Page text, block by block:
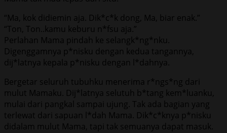
“Ma, kok didiemin aja. Dik*c*k dong, Ma, biar enak.”
“Ton, Ton..kamu keburu n*fsu aja.”
Perlahan Mama pindah ke selangk*ng*nku.
Digenggamnya p*nisku dengan kedua tangannya,
dij*latnya kepala p*nisku dengan l*dahnya.
Bergetar seluruh tubuhku menerima r*ngs*ng dari
mulut Mamaku. Dij*latnya selutuh b*tang kem*luanku,
mulai dari pangkal sampai ujung. Tak ada bagian yang
terlewat dari sapuan l*dah Mama. Dik*c*knya p*nisku
didalam mulut Mama, tapi tak semuanya dapat masuk.